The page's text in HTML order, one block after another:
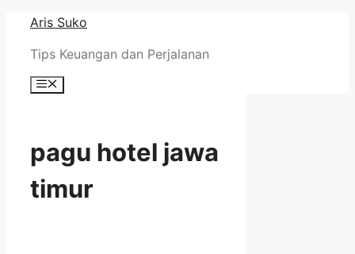
Skip
content
Aris Suko
Tips Keuangan dan Perjalanan
Menu
pagu hotel jawa
timur